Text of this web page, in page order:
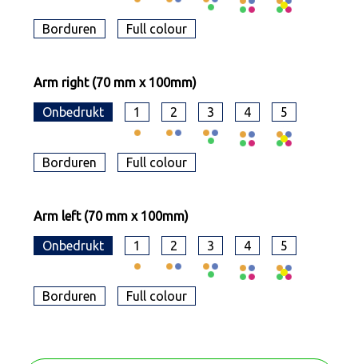
Borduren Full colour
Arm right (70 mm x 100mm)
Onbedrukt 1 2 3 4 5
Borduren Full colour
Arm left (70 mm x 100mm)
Onbedrukt 1 2 3 4 5
Borduren Full colour